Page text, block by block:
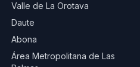
Valle de La Orotava
Daute
Abona
Área Metropolitana de Las